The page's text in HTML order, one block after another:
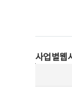
사업별웹